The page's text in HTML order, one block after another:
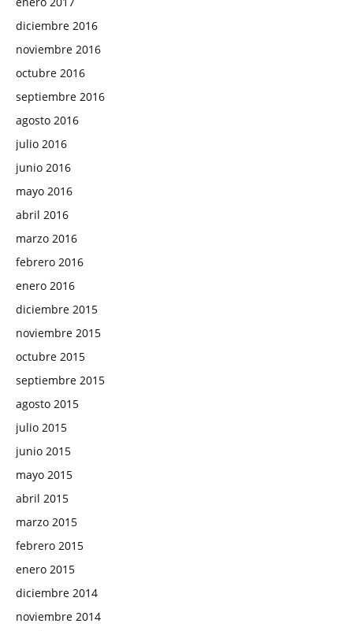
diciembre 2016
noviembre 2016
octubre 2016
septiembre 2016
agosto 2016
julio 2016
junio 2016
mayo 2016
abril 2016
marzo 2016
febrero 2016
enero 2016
diciembre 2015
noviembre 2015
octubre 2015
septiembre 2015
agosto 2015
julio 2015
junio 2015
mayo 2015
abril 2015
marzo 2015
febrero 2015
enero 2015
diciembre 2014
noviembre 2014